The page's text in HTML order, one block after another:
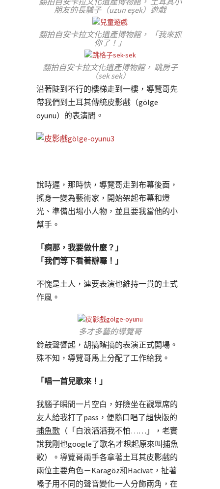
朋友的長驢子（uzun eşek）遊戲
翻拍自安卡拉文化遺產博物館， 「我來抓
你了！」
翻拍自安卡拉文化遺產博物館， 跳房子
（sek sek）
沿著陡到不行的樓梯走到一樓，導覽哥先
帶我們到土耳其傳統皮影戲（gölge
oyunu）的表演間。
說時遲，那時快，導覽哥走到布幕後面，
搖身一變為藝術家，開始架起布幕和燈
光、準備出場小人物，並且要我當他的小
幫手。
「痾那，我要做什麼？」
「我們等下看著辦囉！」
不愧是土人，連要表演也維持一貫的土式
作風。
多才多藝的導覽哥
鈴鼓聲響起，胡搞瞎搞的表演正式開場。
殊不知，導覽哥馬上分配了工作給我。
「唱一首兒歌來！」
我腦子瞬間一片空白，好險坐在觀眾席的
友人給我打了pass，便隨口唱了超快版的
捕魚歌 （「白浪滔滔我不怕……」，老實
說我剛也google了歌名才想起原來叫捕魚
歌）。導覽哥兩手各拿著土耳其皮影戲的
兩位主要角色－Karagöz和Hacivat，扯著
嗓子用不同的聲音變化一人分飾兩角，在